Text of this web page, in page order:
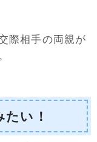
際相手の両親が
い！